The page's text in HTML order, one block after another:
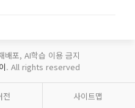
배포, AI학습 이용 금지
. All rights reserved
전 사이트맵